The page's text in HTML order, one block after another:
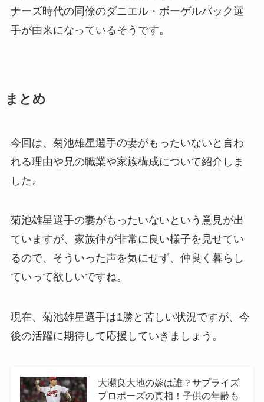
ナーズ時代の同僚のダニエル・ボーゲルバック選
手が由来になっているそうです。
まとめ
今回は、菊池雄星選手の妻がもったいないと言わ
れる理由や兄の職業や家族構成について紹介しま
した。
菊池雄星選手の妻がもったいないという意見が出
ていますが、家族仲が非常に良い様子を見せてい
るので、そういった声を気にせず、仲良く暮らし
ていって欲しいですね。
現在、菊池雄星選手は1勝と苦しい状況ですが、今
後の活躍に期待して応援していきましょう。
大瀬良大地の嫁は誰？サプライズ
プロポーズの真相！子供の年齢も